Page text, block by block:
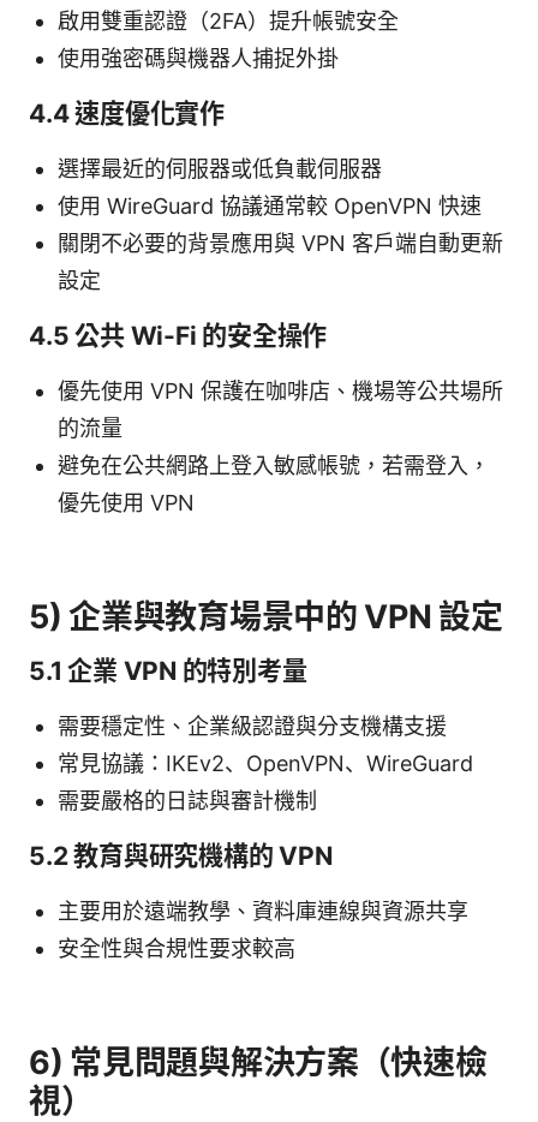
啟用雙重認證（2FA）提升帳號安全
使用強密碼與機器人捕捉外掛
4.4 速度優化實作
選擇最近的伺服器或低負載伺服器
使用 WireGuard 協議通常較 OpenVPN 快速
關閉不必要的背景應用與 VPN 客戶端自動更新
設定
4.5 公共 Wi-Fi 的安全操作
優先使用 VPN 保護在咖啡店、機場等公共場所
的流量
避免在公共網路上登入敏感帳號，若需登入，
優先使用 VPN
5) 企業與教育場景中的 VPN 設定
5.1 企業 VPN 的特別考量
需要穩定性、企業級認證與分支機構支援
常見協議：IKEv2、OpenVPN、WireGuard
需要嚴格的日誌與審計機制
5.2 教育與研究機構的 VPN
主要用於遠端教學、資料庫連線與資源共享
安全性與合規性要求較高
6) 常見問題與解決方案（快速檢
視）